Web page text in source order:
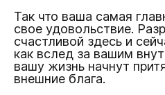
Так что ваша самая
свое удовольствие.
счастливой здесь и
как вслед за вашим
вашу жизнь начнут
внешние блага.